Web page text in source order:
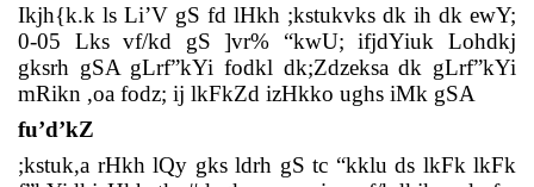
Ikjh{k.k ls Li’V gS fd lHkh ;kstukvks dk ih dk ewY;
0-05 Lks vf/kd gS ]vr% “kwU; ifjdYiuk Lohdkj
gksrh gSA gLrf”kYi fodkl dk;Zdzeksa dk gLrf”kYi
mRikn ,oa fodz; ij lkFkZd izHkko ughs iMk gSA
fu’d’kZ
;kstuk,a rHkh lQy gks ldrh gS tc “kklu ds lkFk lkFk